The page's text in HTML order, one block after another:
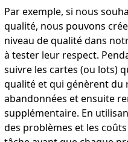
Par exemple, si nous
qualité, nous pouvons
niveau de qualité dans
à tester leur respect.
suivre les cartes (ou lots)
qualité et qui génèrent du
abandonnées et ensuite
supplémentaire. En
des problèmes et les